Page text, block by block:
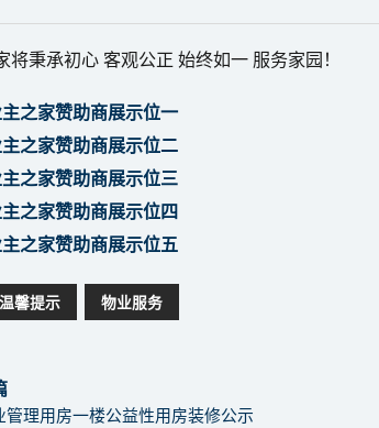
将秉承初心 客观公正 始终如一 服务家园！
之家赞助商展示位一
之家赞助商展示位二
之家赞助商展示位三
之家赞助商展示位四
之家赞助商展示位五
温馨提示 物业服务
管理用房一楼公益性用房装修公示